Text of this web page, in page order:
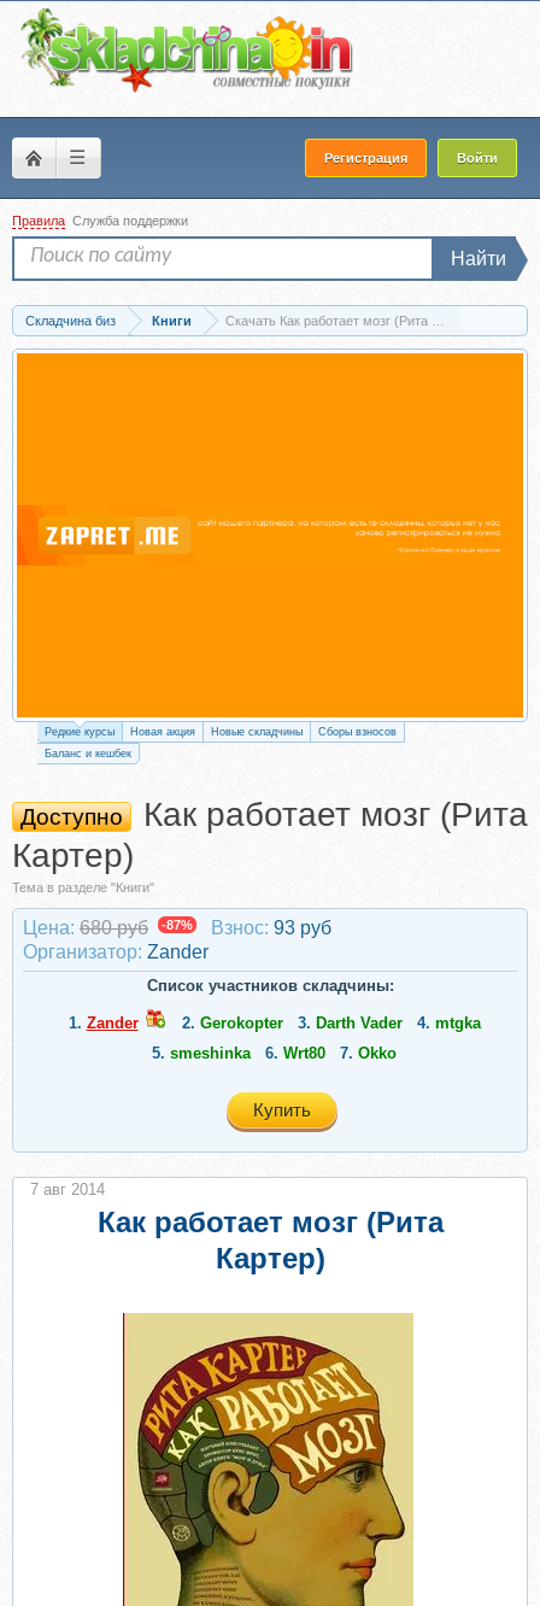
☰ Регистрация Войти
Правила Служба поддержки
Найти
Складчина биз Книги Скачать Как работает мозг (Рита Картер)
Редкие курсы Новая акция Новые складчины
Сборы взносов
Баланс и кешбек
Доступно
Как работает мозг (Рита
Картер)
Тема в разделе "Книги"
Цена: 680 руб -87% Взнос: 93 руб
Организатор: Zander
Список участников складчины:
1. Zander 2. Gerokopter 3. Darth Vader 4. mtgka
5. smeshinka 6. Wrt80 7. Okko
Купить
Как работает мозг (Рита
Картер)
7 авг 2014